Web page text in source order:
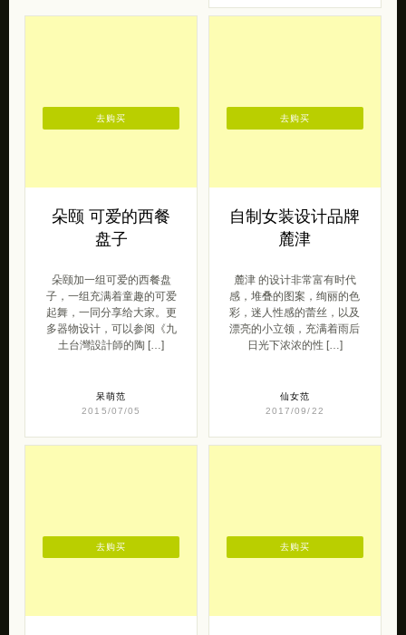
朵颐 可爱的西餐
盘子
朵颐加一组可爱的西餐盘
子，一组充满着童趣的可爱
起舞，一同分享给大家。更
多器物设计，可以参阅《九
土台灣設計師的陶 […]
呆萌范
2015/07/05
去购买
自制女装设计品牌
麓津
麓津 的设计非常富有时代
感，堆叠的图案，绚丽的色
彩，迷人性感的蕾丝，以及
漂亮的小立领，充满着雨后
日光下浓浓的性 […]
仙女范
2017/09/22
去购买
去购买 去购买